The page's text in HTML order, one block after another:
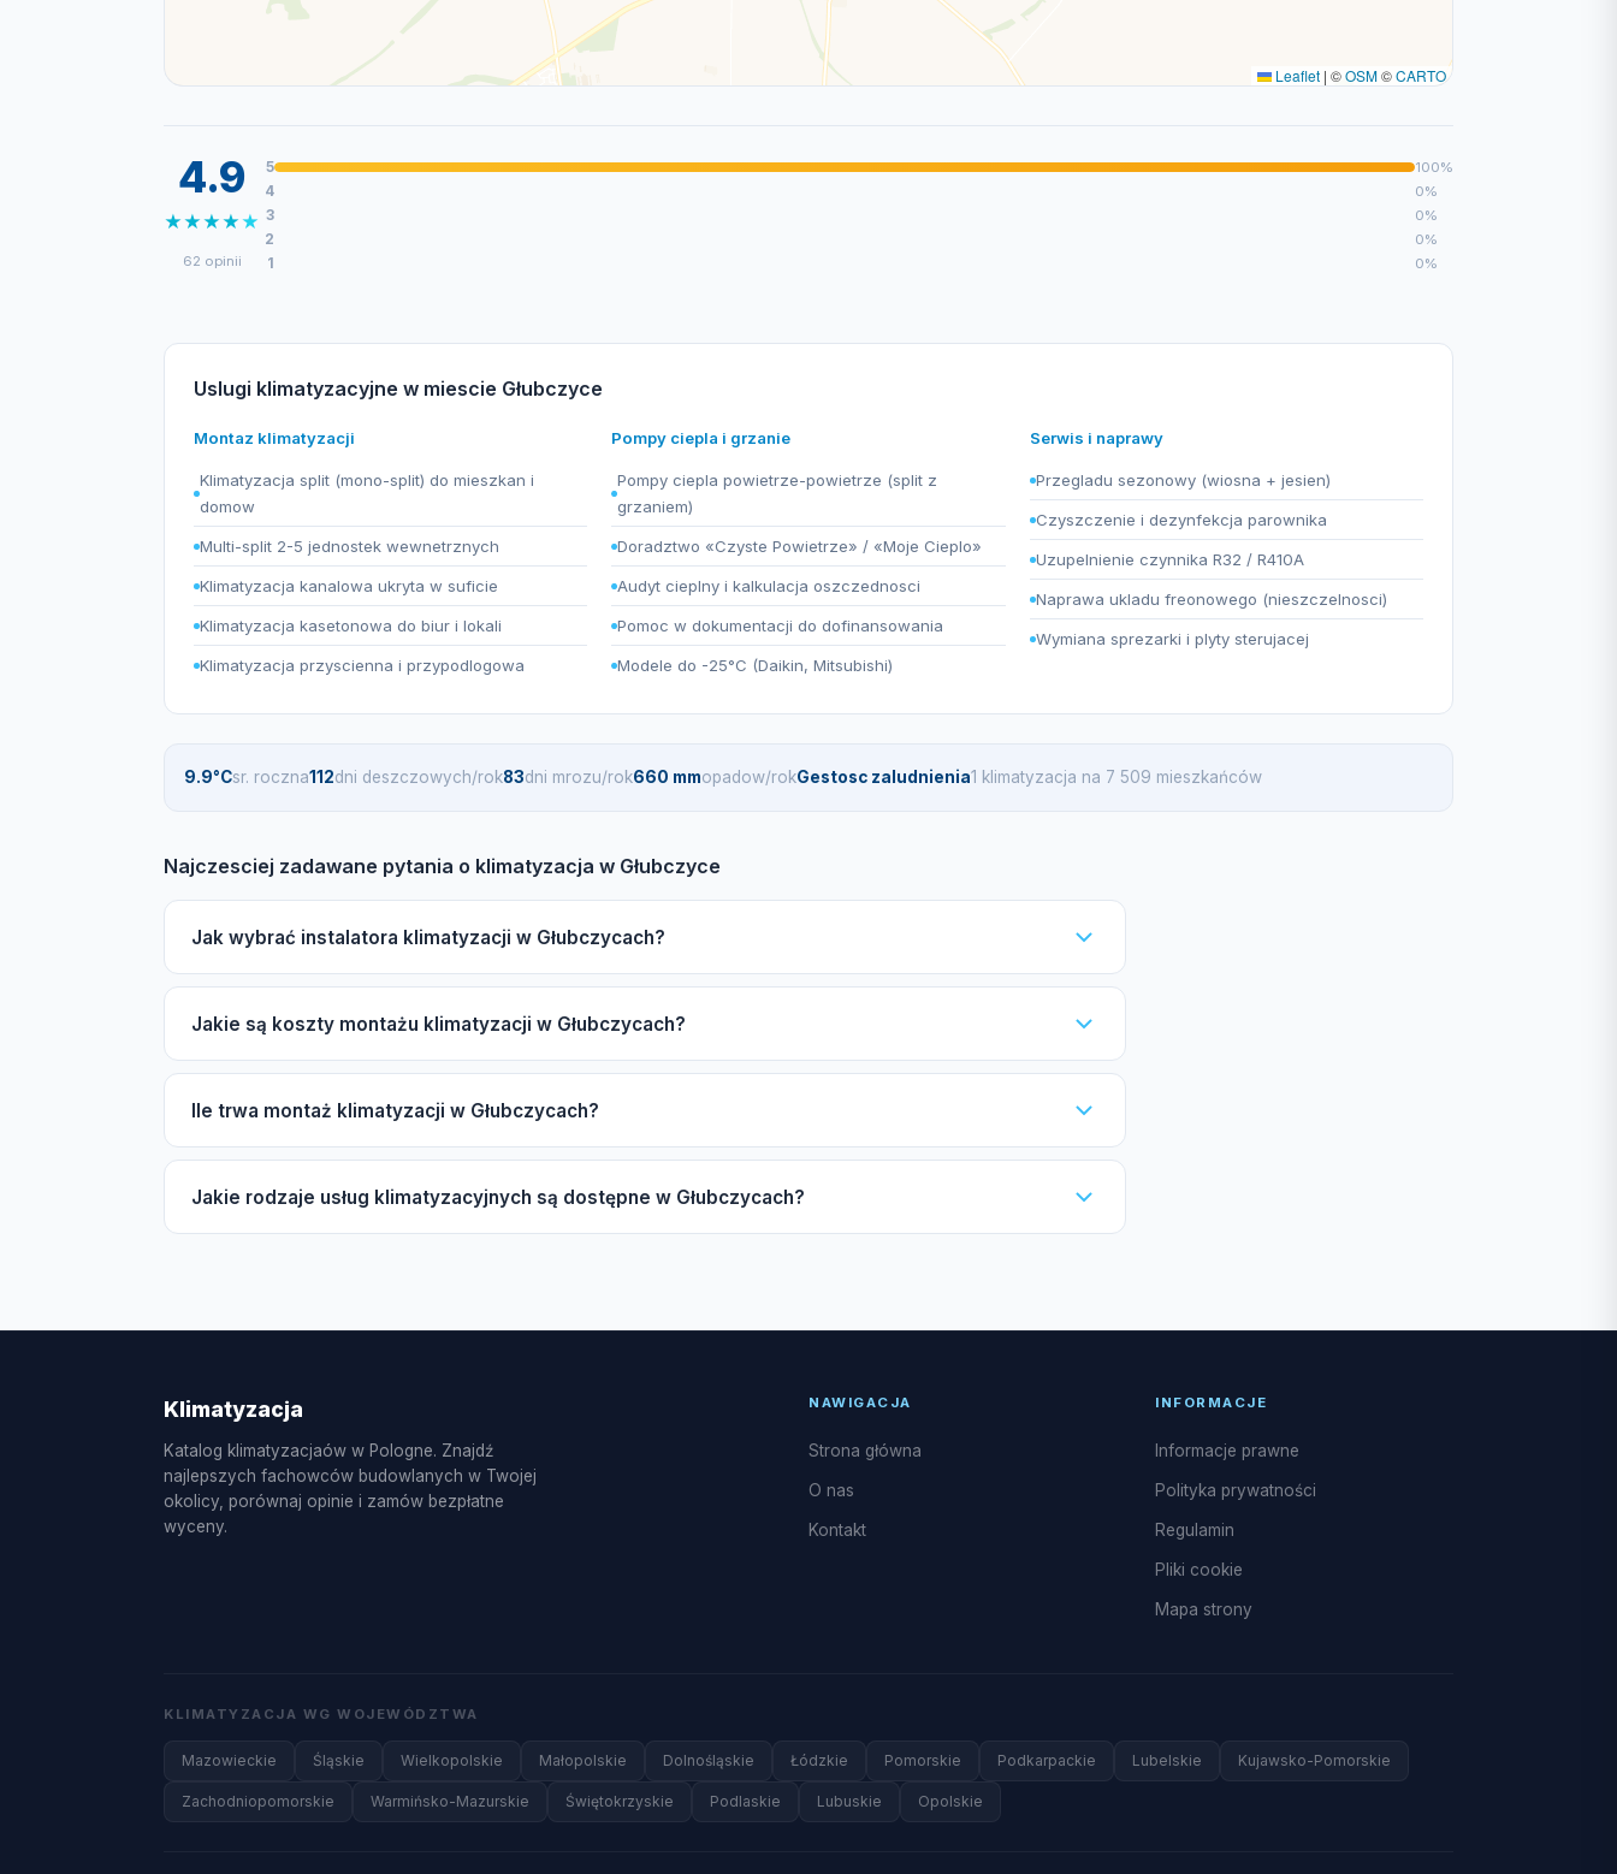
Leaflet | ©OSM©CARTO
4.9
★★★★★
62 opinii
5 100%
4 0%
3 0%
2 0%
1 0%
Uslugi klimatyzacyjne w miescie Głubczyce
Montaz klimatyzacji
Klimatyzacja split (mono-split) do mieszkan i
domow
Multi-split 2-5 jednostek wewnetrznych
Klimatyzacja kanalowa ukryta w suficie
Klimatyzacja kasetonowa do biur i lokali
Klimatyzacja przyscienna i przypodlogowa
Pompy ciepla i grzanie
Pompy ciepla powietrze-powietrze (split z
grzaniem)
Doradztwo «Czyste Powietrze» / «Moje Cieplo»
Audyt cieplny i kalkulacja oszczednosci
Pomoc w dokumentacji do dofinansowania
Modele do -25°C (Daikin, Mitsubishi)
Serwis i naprawy
Przegladu sezonowy (wiosna + jesien)
Czyszczenie i dezynfekcja parownika
Uzupelnienie czynnika R32 / R410A
Naprawa ukladu freonowego (nieszczelnosci)
Wymiana sprezarki i plyty sterujacej
9.9°Csr. roczna112dni deszczowych/rok83dni mrozu/rok660 mmopadow/rokGestosc zaludnienia1 klimatyzacja na 7 509 mieszkańców
Najczesciej zadawane pytania o klimatyzacja w Głubczyce
Jak wybrać instalatora klimatyzacji w Głubczycach?
OC, autoryzacje producentów Daikin, Mitsubishi, Samsung oraz gwarancję. Nasz katalog pomoże Ci znaleźć
Jakie są koszty montażu klimatyzacji w Głubczycach?
wewnętrznych (split lub multi-split), marki (ekonomiczna lub premium) oraz długości instalacji miedzianej.
Ile trwa montaż klimatyzacji w Głubczycach?
dni. W sezonie wiosenno-letnim czas oczekiwania może się wydłużyć.
Jakie rodzaje usług klimatyzacyjnych są dostępne w Głubczycach?
Klimatyzacja
Katalog klimatyzacjaów w Pologne. Znajdź
najlepszych fachowców budowlanych w Twojej
okolicy, porównaj opinie i zamów bezpłatne
wyceny.
NAWIGACJA
Strona główna
O nas
Kontakt
INFORMACJE
Informacje prawne
Polityka prywatności
Regulamin
Pliki cookie
Mapa strony
KLIMATYZACJA WG WOJEWÓDZTWA
Mazowieckie Śląskie Wielkopolskie Małopolskie Dolnośląskie Łódzkie Pomorskie Podkarpackie Lubelskie Kujawsko-Pomorskie
Zachodniopomorskie Warmińsko-Mazurskie Świętokrzyskie Podlaskie Lubuskie Opolskie